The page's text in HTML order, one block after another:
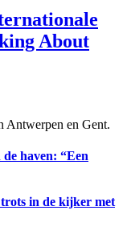
About
Antwerpen en Gent.
haven: “Een
in de kijker met